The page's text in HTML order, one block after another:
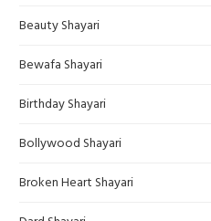
Beauty Shayari
Bewafa Shayari
Birthday Shayari
Bollywood Shayari
Broken Heart Shayari